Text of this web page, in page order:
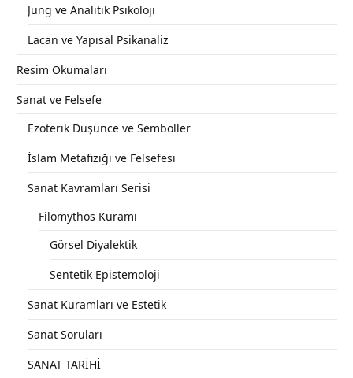
Jung ve Analitik Psikoloji
Lacan ve Yapısal Psikanaliz
Resim Okumaları
Sanat ve Felsefe
Ezoterik Düşünce ve Semboller
İslam Metafiziği ve Felsefesi
Sanat Kavramları Serisi
Filomythos Kuramı
Görsel Diyalektik
Sentetik Epistemoloji
Sanat Kuramları ve Estetik
Sanat Soruları
SANAT TARİHİ